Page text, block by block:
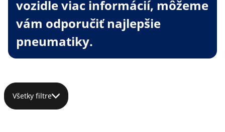
vozidle viac informácií, môžeme
vám odporučiť najlepšie
pneumatiky.
Všetky filtre